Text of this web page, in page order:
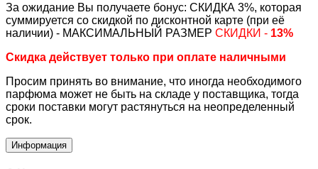
За ожидание Вы получаете бонус: СКИДКА 3%, которая
суммируется со скидкой по дисконтной карте (при её
наличии) - МАКСИМАЛЬНЫЙ РАЗМЕР СКИДКИ - 13%
Скидка действует только при оплате наличными
Просим принять во внимание, что иногда необходимого
парфюма может не быть на складе у поставщика, тогда
сроки поставки могут растянуться на неопределенный
срок.
Информация